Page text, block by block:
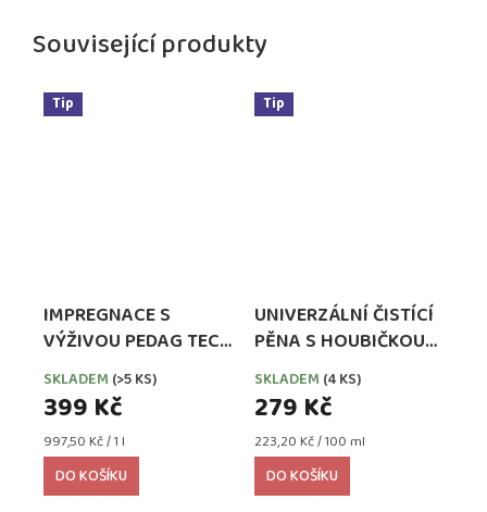
Související produkty
Tip
IMPREGNACE S
VÝŽIVOU PEDAG TECH
WATERPROOFER,
EXTRA SILNÁ
SKLADEM (>5 KS)
399 Kč
Měrná
cena:
997,50 Kč / 1 l
DO KOŠÍKU
Tip
UNIVERZÁLNÍ ČISTÍCÍ
PĚNA S HOUBIČKOU
PEDAG COMBI SET
SKLADEM (4 KS)
279 Kč
Měrná
cena:
223,20 Kč / 100 ml
DO KOŠÍKU